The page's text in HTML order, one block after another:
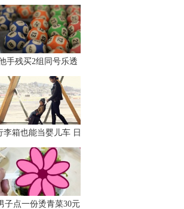
手残买2组同号乐透
万
李箱也能当婴儿车 日
子点一份烫青菜30元